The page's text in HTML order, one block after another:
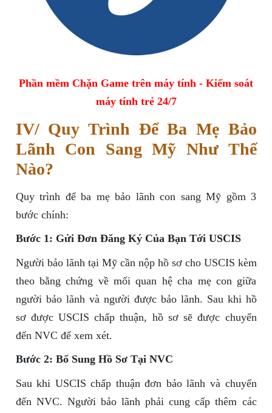
Phần mềm Chặn Game trên máy tính - Kiểm soát
máy tính trẻ 24/7
IV/ Quy Trình Để Ba Mẹ Bảo
Lãnh Con Sang Mỹ Như Thế
Nào?
Quy trình để ba mẹ bảo lãnh con sang Mỹ gồm 3
bước chính:
Bước 1: Gửi Đơn Đăng Ký Của Bạn Tới USCIS
Người bảo lãnh tại Mỹ cần nộp hồ sơ cho USCIS kèm
theo bằng chứng về mối quan hệ cha mẹ con giữa
người bảo lãnh và người được bảo lãnh. Sau khi hồ
sơ được USCIS chấp thuận, hồ sơ sẽ được chuyển
đến NVC để xem xét.
Bước 2: Bổ Sung Hồ Sơ Tại NVC
Sau khi USCIS chấp thuận đơn bảo lãnh và chuyển
đến NVC. Người bảo lãnh phải cung cấp thêm các